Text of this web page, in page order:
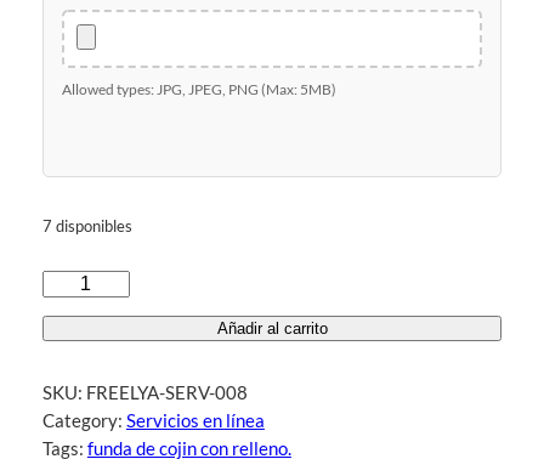
Allowed types: JPG, JPEG, PNG (Max: 5MB)
7 disponibles
v
a
n
o
Añadir al carrito
SKU: FREELYA-SERV-008
Category: Servicios en línea
Tags: funda de cojin con relleno.